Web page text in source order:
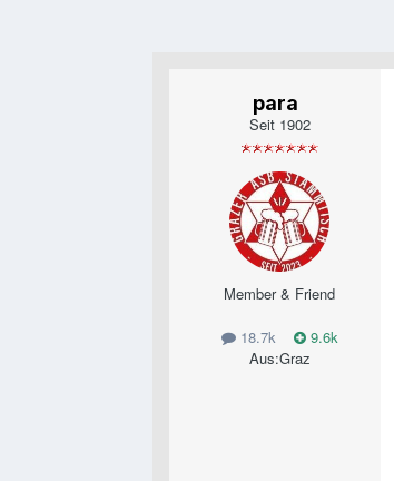
para
Seit 1902
Member & Friend
18.7k
9.6k
Aus:Graz